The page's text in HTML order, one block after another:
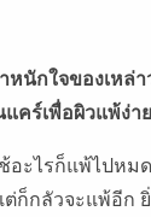
นักใจของเหล่า
คร์เพื่อผิวแพ้ง่า
อะไรก็แพ้ไปหมด
ต่ก็กลัวจะแพ้อีก